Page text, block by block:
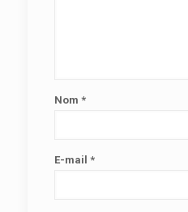
Nom *
E-mail *